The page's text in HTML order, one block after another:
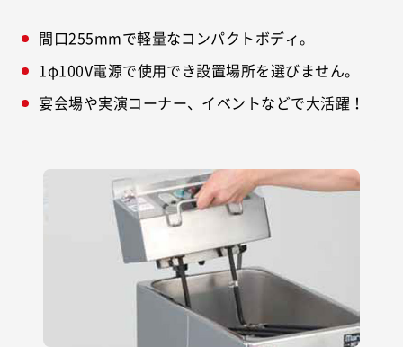
間口255mmで軽量なコンパクトボディ。
1φ100V電源で使用でき設置場所を選びません。
宴会場や実演コーナー、イベントなどで大活躍！